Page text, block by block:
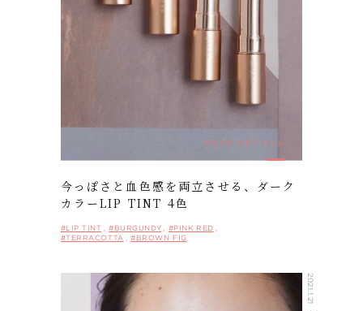
READ ARTICLE
今っぽさと血色感を両立させる、ダーク
カラーLIP TINT 4色
#LIP TINT #BURGUNDY
#PINK RED
#TERRACOTTA
#BROWN FIG
2021.1.21